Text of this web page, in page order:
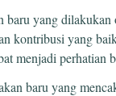
yang
kontribusi yang
menjadi perhatian
baru yang